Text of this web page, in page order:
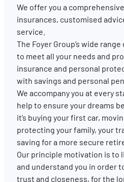
We offer you a
insurances, customised
service.
The Foyer Group’s wide
to meet all your needs and
insurance and personal
with savings and personal
We accompany you at every
help to ensure your dreams
it’s buying your first car,
protecting your family, your
saving for a more secure
Our principle motivation is to
and understand you in order
trust and closeness, for the